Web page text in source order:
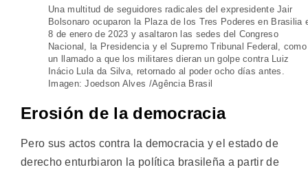
Una multitud de seguidores radicales del expresidente Jair
Bolsonaro ocuparon la Plaza de los Tres Poderes en Brasilia
8 de enero de 2023 y asaltaron las sedes del Congreso
Nacional, la Presidencia y el Supremo Tribunal Federal, como
un llamado a que los militares dieran un golpe contra Luiz
Inácio Lula da Silva, retornado al poder ocho días antes.
Imagen: Joedson Alves /Agência Brasil
Erosión de la democracia
Pero sus actos contra la democracia y el estado de
derecho enturbiaron la política brasileña a partir de